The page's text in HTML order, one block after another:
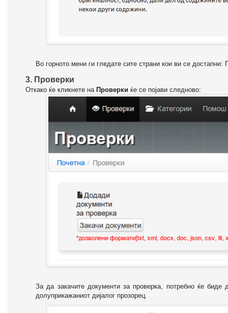
Во горното мени ги гледате сите страни кои ви се
3. Проверки
Откако ќе кликнете на Проверки ќе се појави следново:
За да закачите документи за проверка, потребно ќе биде
долуприкажаниот дијалог прозорец.